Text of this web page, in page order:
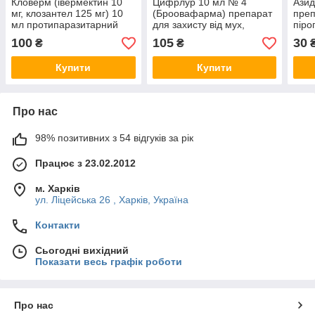
Кловерм (івермектин 10
мг, клозантел 125 мг) 10
мл протипаразитарний
препарат для КРС і МРС
100 ₴
Купити
Цифрлур 10 мл № 4
(Броовафарма) препарат
для захисту від мух,
комарів, оводів, гнусу та
кліщів КРС і собак
105₴
Купити
30
Про нас
98% позитивних з 54 відгуків за рік
Працює з 23.02.2012
м. Харків
ул. Ліцейська 26 , Харків, Україна
Контакти
Сьогодні вихідний
Показати весь графік роботи
Про нас